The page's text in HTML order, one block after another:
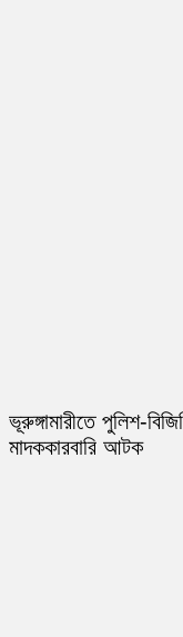
ভূরুঙ্গামারীতে পুলিশ-
মাদককারবারি আটক